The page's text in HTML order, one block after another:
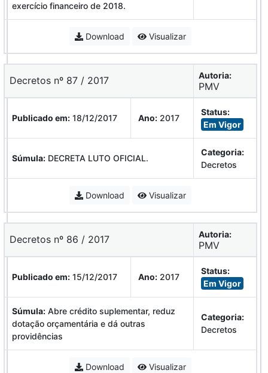
exercício financeiro de 2018.
Download Visualizar
Decretos nº 87 / 2017 Autoria:
PMV
Publicado em: 18/12/2017 Ano: 2017
Status:
Em Vigor
Súmula: DECRETA LUTO OFICIAL.
Categoria:
Decretos
Download Visualizar
Decretos nº 86 / 2017 Autoria:
PMV
Publicado em: 15/12/2017 Ano: 2017
Status:
Em Vigor
Súmula: Abre crédito suplementar, reduz
dotação orçamentária e dá outras
providências
Categoria:
Decretos
Download Visualizar